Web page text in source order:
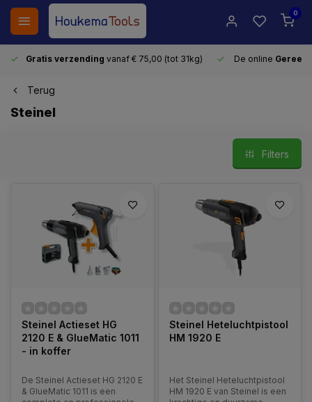
0
Gratis verzending vanaf € 75,00 (tot 31kg) De online
Terug
Steinel
Filters
Steinel Actieset HG
2120 E & GlueMatic 1011
- in koffer
De Steinel Actieset HG 2120 E
& GlueMatic 1011 is een
Steinel Heteluchtpistool
HM 1920 E
Het Steinel Heteluchtpistool
HM 1920 E van Steinel is een